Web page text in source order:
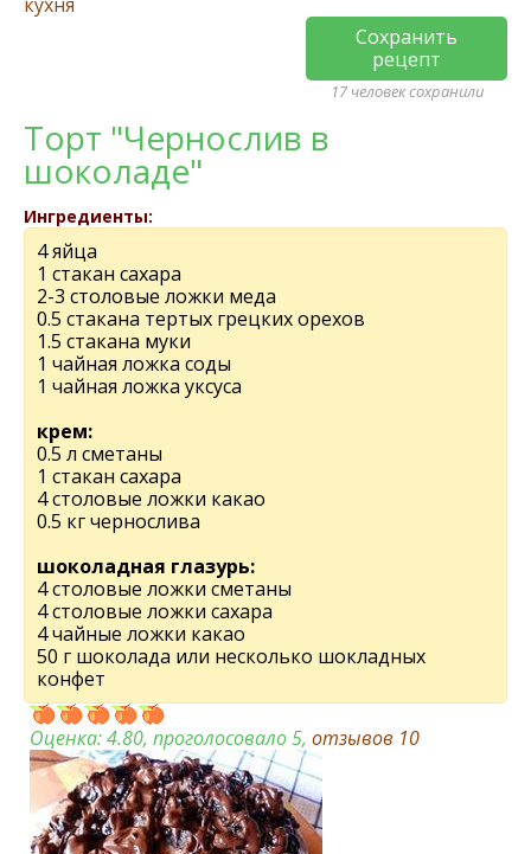
Сохранить
рецепт
17 человек сохранили
Торт "Чернослив в
шоколаде"
Ингредиенты:
4 яйца
1 стакан сахара
2-3 столовые ложки меда
0.5 стакана тертых грецких орехов
1.5 стакана муки
1 чайная ложка соды
1 чайная ложка уксуса
крем:
0.5 л сметаны
1 стакан сахара
4 столовые ложки какао
0.5 кг чернослива
шоколадная глазурь:
4 столовые ложки сметаны
4 столовые ложки сахара
4 чайные ложки какао
50 г шоколада или несколько шокладных
конфет
Оценка:4.80, проголосовало 5, отзывов 10